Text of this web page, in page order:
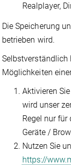
Realplayer,
Die Speicherung
betrieben wird.
Selbstverständlich
Möglichkeiten
Aktivieren
wird unser
Regel nur für
Geräte /
Nutzen Sie
https://